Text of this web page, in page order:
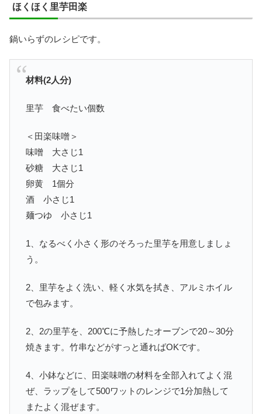
ほくほく里芋田楽
鍋いらずのレシピです。
材料(2人分)
里芋 食べたい個数
＜田楽味噌＞
味噌 大さじ1
砂糖 大さじ1
卵黄 1個分
酒 小さじ1
麺つゆ 小さじ1
1、なるべく小さく形のそろった里芋を用意しましょ
う。
2、里芋をよく洗い、軽く水気を拭き、アルミホイル
で包みます。
2、2の里芋を、200℃に予熱したオーブンで20～30分
焼きます。竹串などがすっと通ればOKです。
4、小鉢などに、田楽味噌の材料を全部入れてよく混
ぜ、ラップをして500ワットのレンジで1分加熱して
またよく混ぜます。